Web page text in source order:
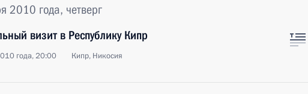
2010 года, четверг
визит в Республику Кипр
года, 20:00 Кипр, Никосия